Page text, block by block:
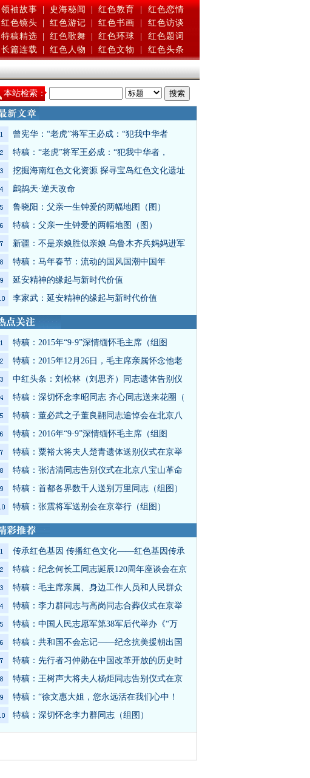
领袖故事 | 史海秘闻 | 红色教育 |
红色恋情
红色镜头 红色游记 红色书画
红色访谈
特稿精选 红色歌舞 红色环球
红色题词
长篇连载 红色人物 红色文物 红色头条
本站检索：
曾宪华：“老虎”将军王必成：“犯我中华者
特稿：“老虎”将军王必成：“犯我中华者，
挖掘海南红色文化资源 探寻宝岛红色文化遗址
鹧鸪天·逆天改命
鲁晓阳：父亲一生钟爱的两幅地图（图）
特稿：父亲一生钟爱的两幅地图（图）
新疆：不是亲娘胜似亲娘 乌鲁木齐兵妈妈进军
特稿：马年春节：流动的国风国潮中国年
延安精神的缘起与新时代价值
李家武：延安精神的缘起与新时代价值
特稿：2015年“9·9”深情缅怀毛主席（组图
特稿：2015年12月26日，毛主席亲属怀念他老
中红头条：刘松林（刘思齐）同志遗体告别仪
特稿：深切怀念李昭同志 齐心同志送来花圈（
特稿：董必武之子董良翮同志追悼会在北京八
特稿：2016年“9·9”深情缅怀毛主席（组图
特稿：粟裕大将夫人楚青遗体送别仪式在京举
特稿：张洁清同志告别仪式在北京八宝山革命
特稿：首都各界数千人送别万里同志（组图）
特稿：张震将军送别会在京举行（组图）
传承红色基因 传播红色文化——红色基因传承
特稿：纪念何长工同志诞辰120周年座谈会在京
特稿：毛主席亲属、身边工作人员和人民群众
特稿：李力群同志与高岗同志合葬仪式在京举
特稿：中国人民志愿军第38军后代举办《“万
特稿：共和国不会忘记——纪念抗美援朝出国
特稿：先行者习仲勋在中国改革开放的历史时
特稿：王树声大将夫人杨炬同志告别仪式在京
特稿：“徐文惠大姐，您永远活在我们心中！
特稿：深切怀念李力群同志（组图）